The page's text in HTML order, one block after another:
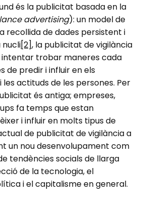
és la publicitat basada en la
advertising): un model de
recollida de dades persistent i
nucli[2], la publicitat de vigilància
intentar trobar maneres cada
de predir i influir en els
actituds de les persones. Per
és antiga; empreses,
fa temps que estan
i influir en molts tipus de
de publicitat de vigilància a
un nou desenvolupament com
tendències socials de llarga
de la tecnologia, el
i el capitalisme en general.